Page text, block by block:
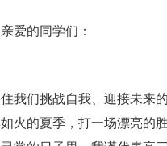
爱的同学们：
我们挑战自我、迎接未来
火的夏季，打一场漂亮的